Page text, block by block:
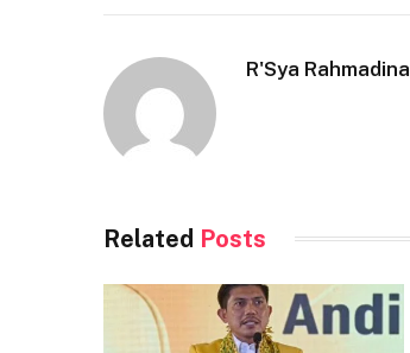
R'Sya Rahmadina
Related Posts